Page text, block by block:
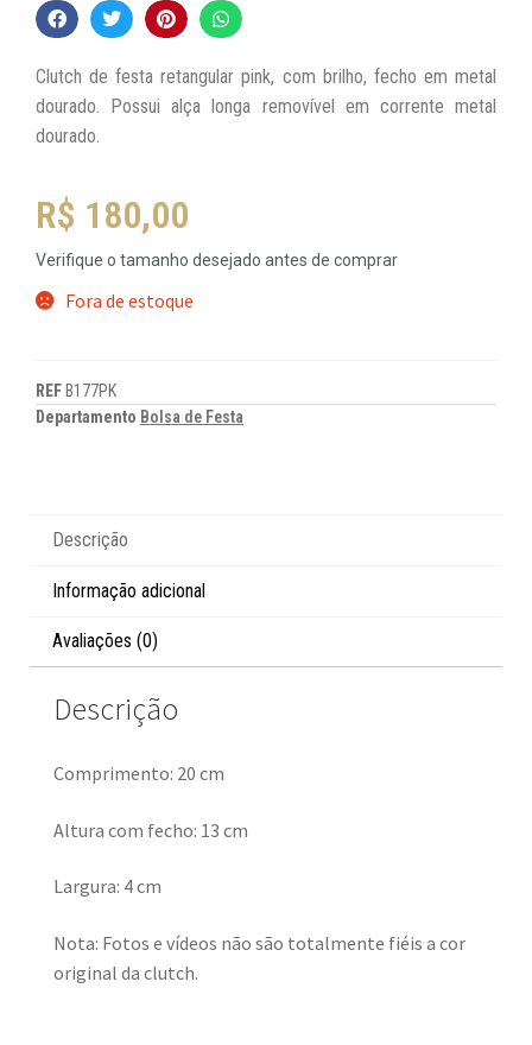
Clutch de festa retangular pink, com brilho, fecho em metal
dourado. Possui alça longa removível em corrente metal
dourado.
R$ 180,00
Verifique o tamanho desejado antes de comprar
Fora de estoque
REF B177PK
Departamento Bolsa de Festa
Descrição
Informação adicional
Avaliações (0)
Descrição
Comprimento: 20 cm
Altura com fecho: 13 cm
Largura: 4 cm
Nota: Fotos e vídeos não são totalmente fiéis a cor
original da clutch.